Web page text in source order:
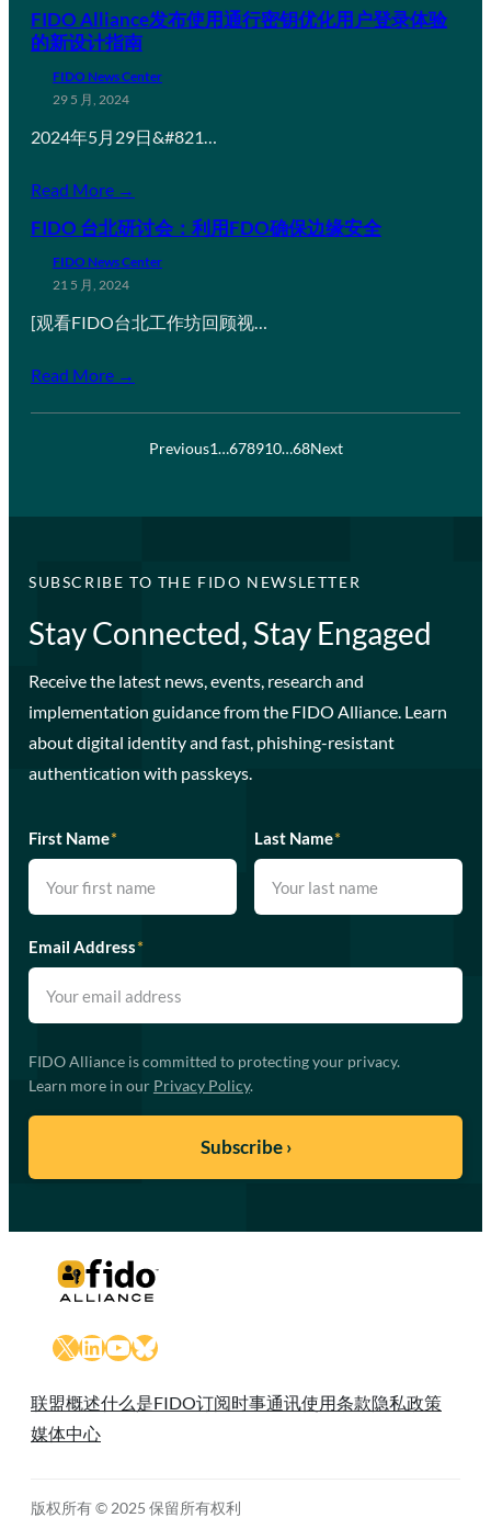
FIDO Alliance发布使用通行密钥优化用户登录体验
的新设计指南
FIDO News Center
29 5 月, 2024
2024年5月29日&#821…
Read More →
FIDO 台北研讨会：利用FDO确保边缘安全
FIDO News Center
21 5 月, 2024
[观看FIDO台北工作坊回顾视…
Read More →
Previous1…678910…68Next
SUBSCRIBE TO THE FIDO NEWSLETTER
Stay Connected, Stay Engaged
Receive the latest news, events, research and
implementation guidance from the FIDO Alliance. Learn
about digital identity and fast, phishing-resistant
authentication with passkeys.
First Name* Last Name*
Email Address*
FIDO Alliance is committed to protecting your privacy.
Learn more in our Privacy Policy.
X LinkedIn
YouTube
Bluesky
联盟概述什么是FIDO订阅时事通讯使用条款隐私政策
媒体中心
版权所有 © 2025 保留所有权利